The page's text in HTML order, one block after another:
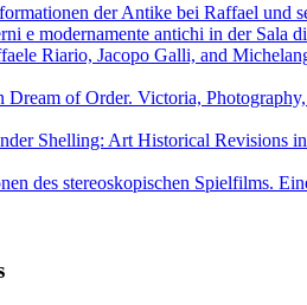
der Antike bei Raffael und
e modernamente antichi in der Sala
Riario, Jacopo Galli, and
of Order. Victoria,
Shelling: Art Historical Revisions
des stereoskopischen Spielfilms.